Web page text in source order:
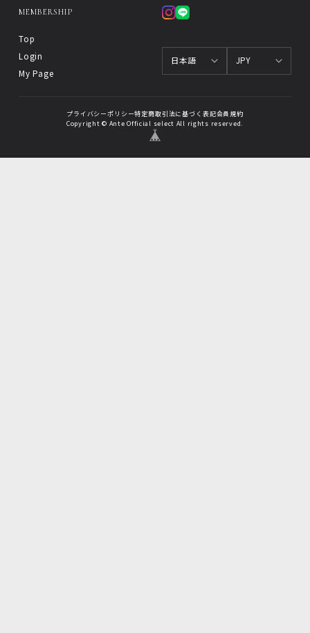
MEMBERSHIP
Top
Login
My Page
プライバシーポリシー特定商取引法に基づく表記会員規約
Copyright © Ante Official select All rights reserved.